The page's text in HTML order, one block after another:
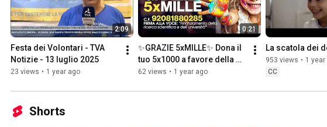
2:09
Festa dei Volontari - TVA
Notizie - 13 luglio 2025
23 views • 1 year ago
0:21
✨GRAZIE 5xMILLE✨ Dona il
tuo 5x1000 a favore della
ricerca pediatrica di Città
62 views • 1 year ago
La scatola dei
953 views • 1 year
CC
Shorts